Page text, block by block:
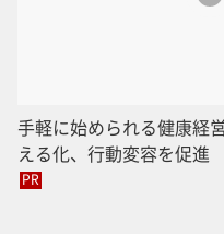
手軽に始められる健康
える化、行動変容を促進
PR